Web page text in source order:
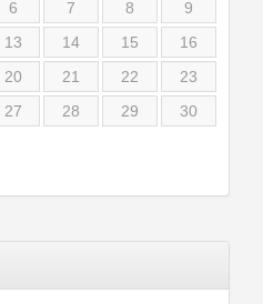
6 7 8
9
13 14 15
16
20 21 22
23
27 28 29
30